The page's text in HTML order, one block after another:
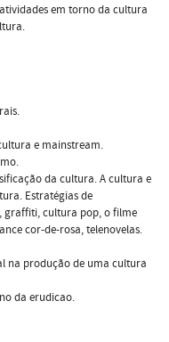
em torno da cultura
e mainstream.
da cultura. A cultura e
Estratégias de
graffiti, cultura pop, o filme
cor-de-rosa, telenovelas.
na produção de uma cultura
da erudicao.